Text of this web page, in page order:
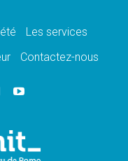
nationale
l'empathie» estime
s'achète pas avec
Les services
Contactez-nous